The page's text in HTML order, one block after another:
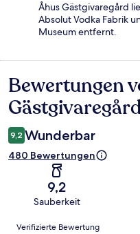
Åhus Gästgivaregård
Absolut Vodka Fabrik
Museum entfernt.
Bewertungen
Bewertungen
9,2 Wunderbar
480 Bewertungen
9,2
Sauberkeit
Bewertungen
Verifizierte Bewertung